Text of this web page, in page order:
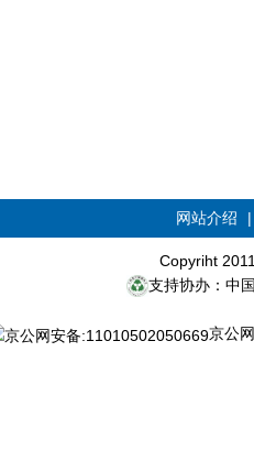
网站介绍
Copyriht
支持协办：中
京公